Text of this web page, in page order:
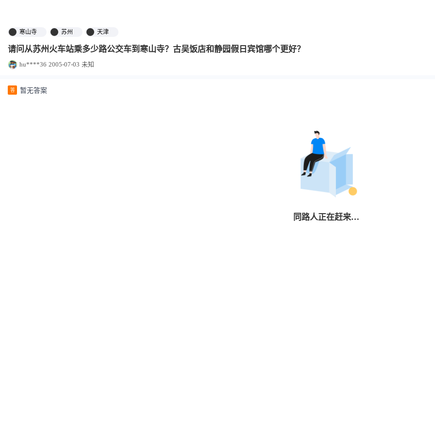
寒山寺 苏州 天津
请问从苏州火车站乘多少路公交车到寒山寺？古吴饭店和静园假日宾馆哪个更好？
hu****36 2005-07-03 未知
答 暂无答案
同路人正在赶来…